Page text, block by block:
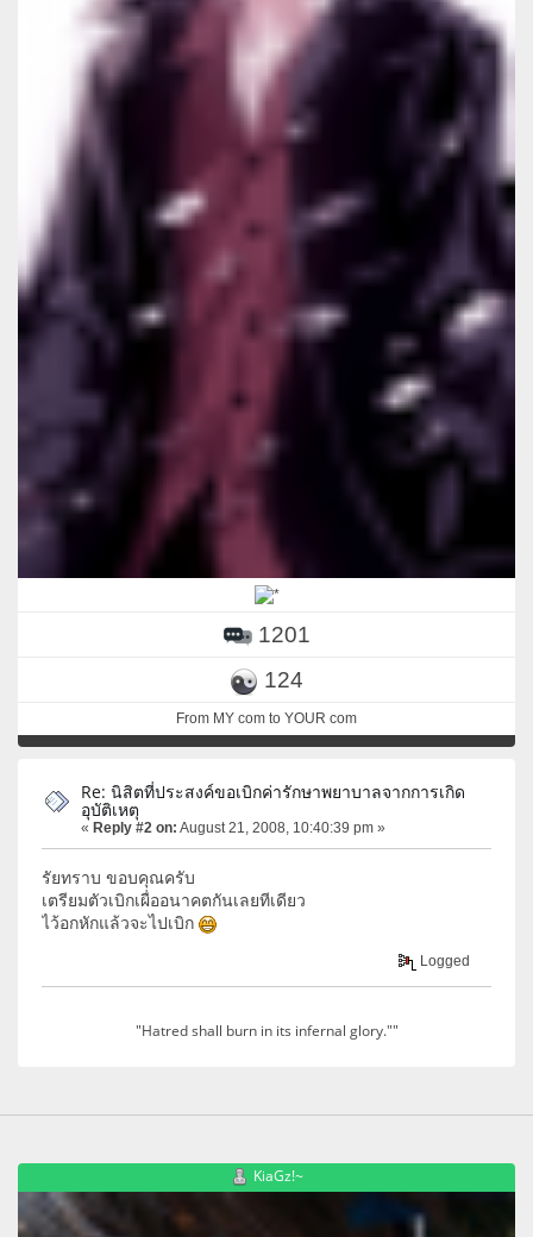
1201
124
From MY com to YOUR com
Re: นิสิตที่ประสงค์ขอเบิกค่ารักษาพยาบาลจากการเกิด
อุบัติเหตุ
« Reply #2 on: August 21, 2008, 10:40:39 pm »
รัยทราบ ขอบคุณครับ
เตรียมตัวเบิกเผื่ออนาคตกันเลยทีเดียว
ไว้อกหักแล้วจะไปเบิก
Logged
"Hatred shall burn in its infernal glory.""
KiaGz!~